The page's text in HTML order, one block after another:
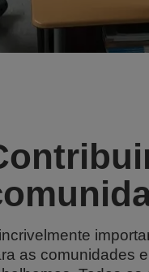
as comunidades